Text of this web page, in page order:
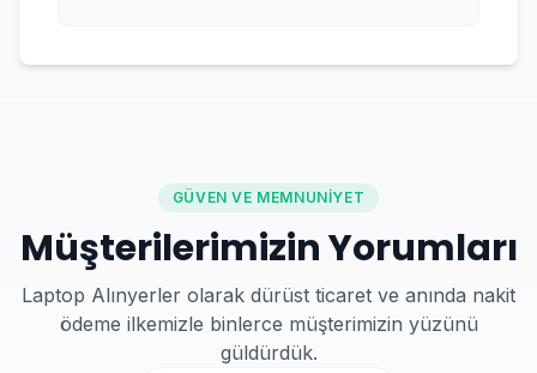
GÜVEN VE MEMNUNIYET
Müşterilerimizin Yorumları
Laptop Alınyerler olarak dürüst ticaret ve anında nakit
ödeme ilkemizle binlerce müşterimizin yüzünü
güldürdük.